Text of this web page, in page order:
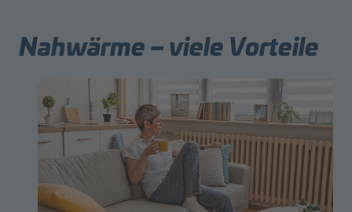
Nahwärme – viele Vorteile